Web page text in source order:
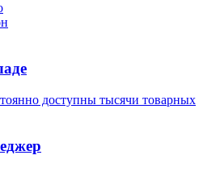
доступны тысячи товарных